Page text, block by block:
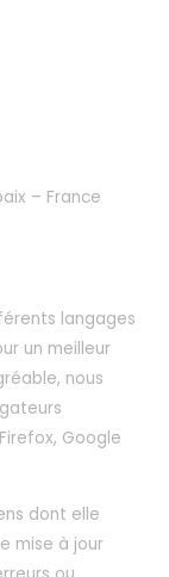
– France
langages
un meilleur
nous
Google
dont elle
mise à jour